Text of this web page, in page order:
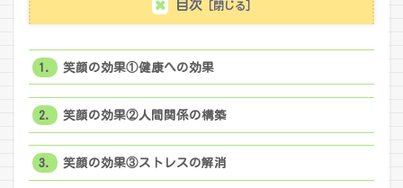
目次
笑顔の効果①健康への効果
笑顔の効果②人間関係の構築
笑顔の効果③ストレスの解消